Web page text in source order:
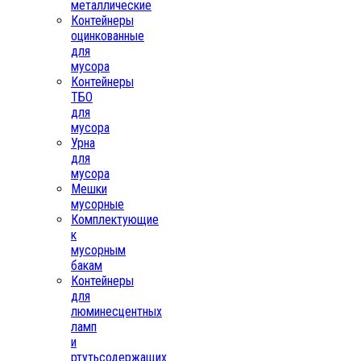
металлические
Контейнеры
оцинкованные
для
мусора
Контейнеры
ТБО
для
мусора
Урна
для
мусора
Мешки
мусорные
Комплектующие
к
мусорным
бакам
Контейнеры
для
люминесцентных
ламп
и
ртутьсодержащих